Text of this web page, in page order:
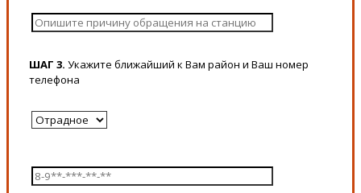
ШАГ 3. Укажите ближайший к Вам район и Ваш номер
телефона